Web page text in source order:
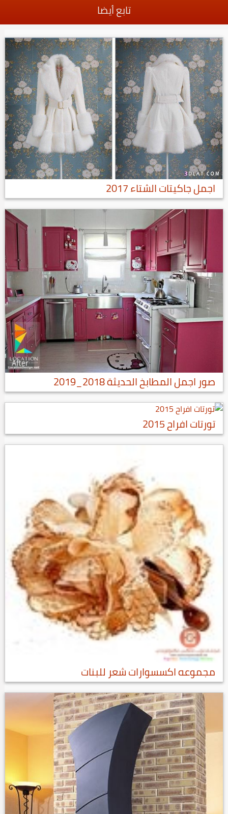
تابع أيضا
اجمل جاكيتات الشتاء 2017
صور اجمل المطابخ الحديثة 2018_2019
تورتات افراح 2015
مجموعه اكسسوارات شعر للبنات